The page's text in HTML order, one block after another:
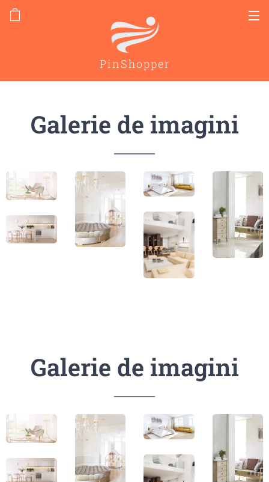
PinShopper
Galerie de imagini
Galerie de imagini